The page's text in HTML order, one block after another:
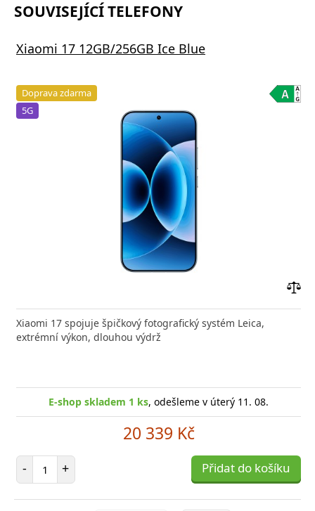
SOUVISEJÍCÍ TELEFONY
Xiaomi 17 12GB/256GB Ice Blue
Doprava zdarma
5G
Xiaomi 17 spojuje špičkový fotografický systém Leica,
extrémní výkon, dlouhou výdrž
E-shop skladem 1 ks, odešleme v úterý 11. 08.
20 339 Kč
- Počet položek
+ Přidat do košíku